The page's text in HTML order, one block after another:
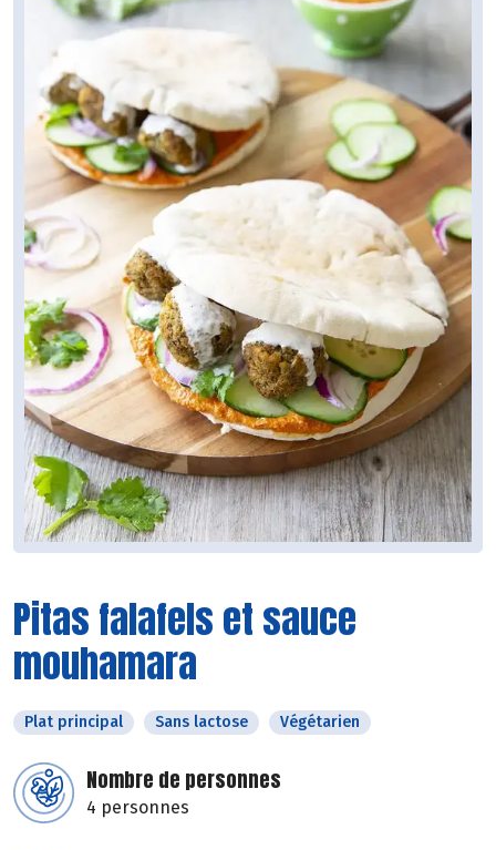
Pitas falafels et sauce
mouhamara
Plat principal Sans lactose Végétarien
Nombre de personnes
4 personnes